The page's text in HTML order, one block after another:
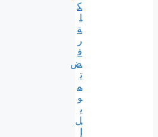
ك
ل
ة
ر
ف
ض
ت
م
و
ي
ل